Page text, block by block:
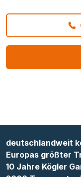
deutschlandweit
Europas größter
10 Jahre Kögler